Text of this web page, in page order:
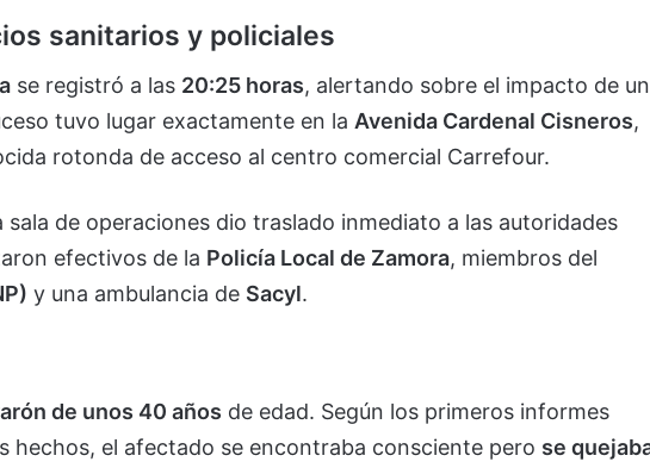
sanitarios y policiales
se registró a las 20:25 horas, alertando sobre el impacto de un
tuvo lugar exactamente en la Avenida Cardenal Cisneros,
rotonda de acceso al centro comercial Carrefour.
de operaciones dio traslado inmediato a las autoridades
efectivos de la Policía Local de Zamora, miembros del
y una ambulancia de Sacyl.
de unos 40 años de edad. Según los primeros informes
hechos, el afectado se encontraba consciente pero se